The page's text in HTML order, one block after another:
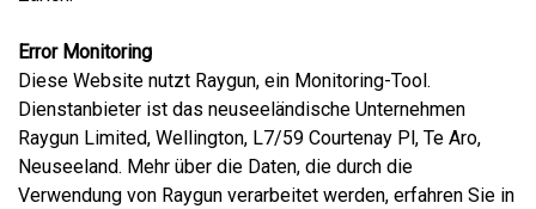
Error Monitoring
Diese Website nutzt Raygun, ein Monitoring-Tool.
Dienstanbieter ist das neuseeländische Unternehmen
Raygun Limited, Wellington, L7/59 Courtenay Pl, Te Aro,
Neuseeland. Mehr über die Daten, die durch die
Verwendung von Raygun verarbeitet werden, erfahren Sie in